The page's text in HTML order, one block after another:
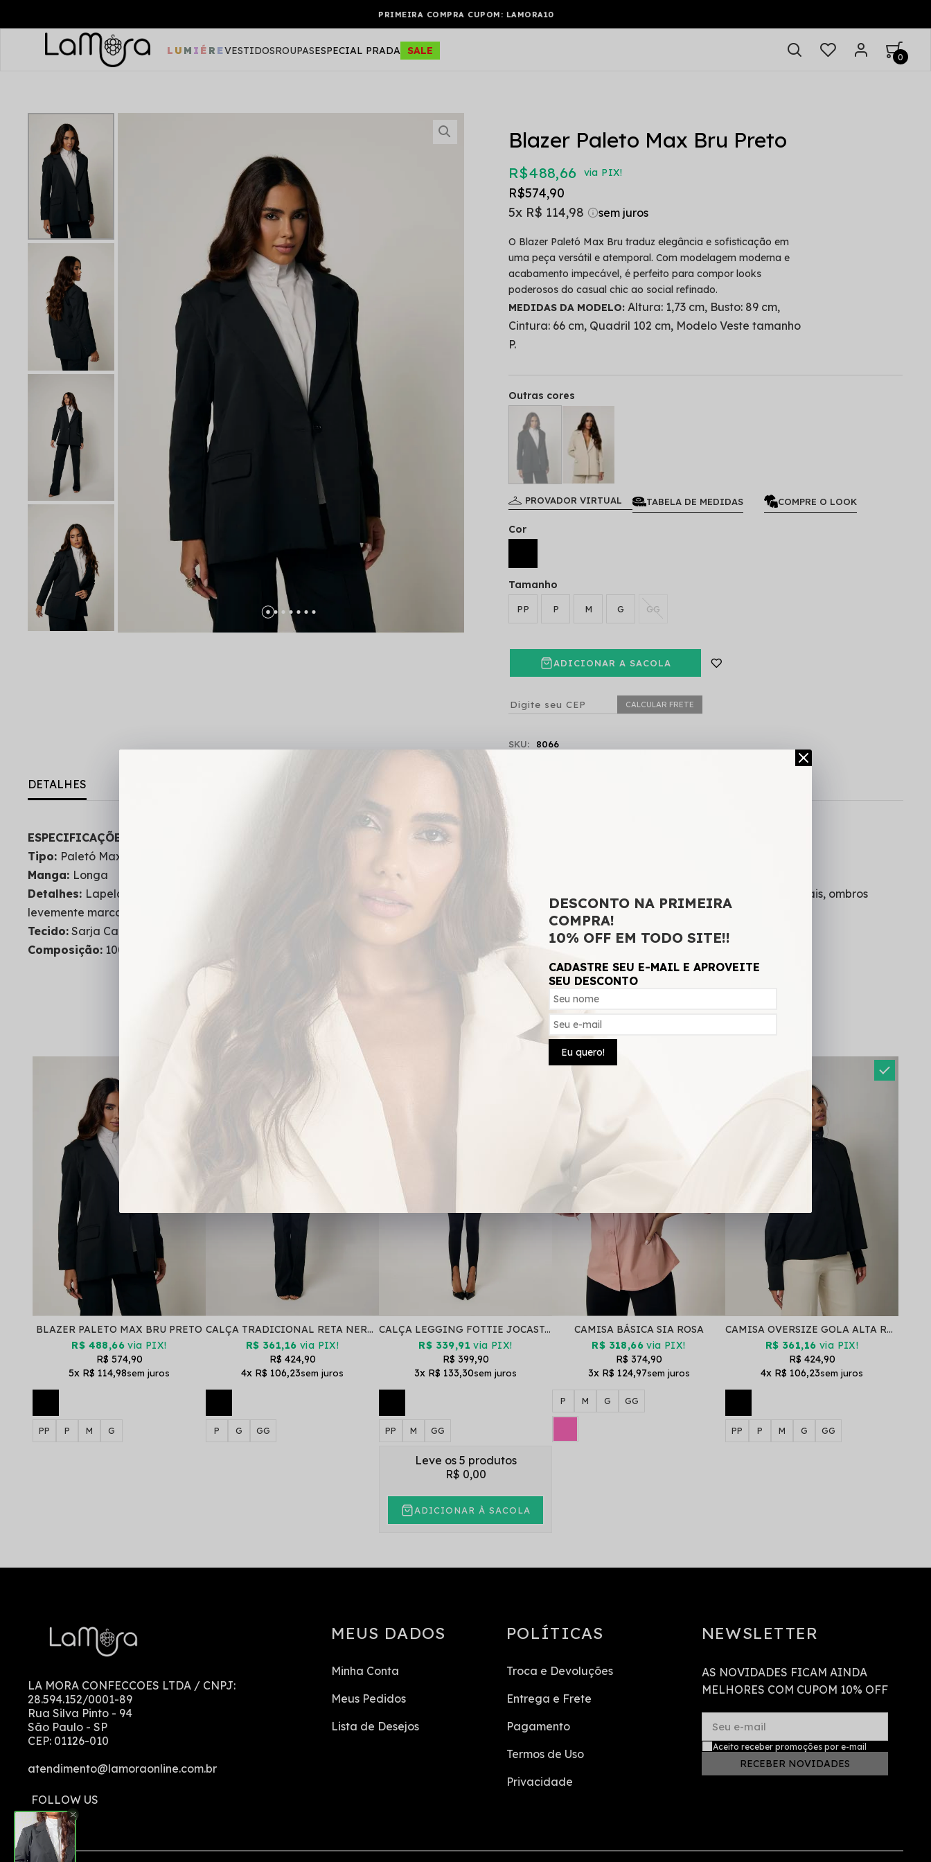
LUMIÉREVESTIDOSROUPASESPECIAL PRADA SALE 0
Blazer Paleto Max Bru Preto
R$ 488,66 via PIX!
R$ 574,90
5x R$ 114,98
O Blazer Paletó Max Bru traduz elegância e sofisticação em
uma peça versátil e atemporal. Com modelagem moderna e
acabamento impecável, é perfeito para compor looks
poderosos do casual chic ao social refinado.
MEDIDAS DA MODELO: Altura: 1,73 cm, Busto: 89 cm,
Cintura: 66 cm, Quadril 102 cm, Modelo Veste tamanho
P.
Outras cores
PROVADOR VIRTUAL TABELA DE MEDIDAS COMPRE O LOOK
Cor
Tamanho
PP P M G GG
ADICIONAR A SACOLA
CALCULAR FRETE
SKU: 8066
DETALHES
ESPECIFICAÇÕES DO PRODUTO:
Tipo: Paletó Max
Manga: Longa
Detalhes: Lapela clássica, caimento estruturado, fechamento frontal por botão, bolso com lapela, possui forro interno, não estica, abertura laterais, ombros
levemente marcados;
Tecido: Sarja Cargo
Composição: 100% Poliéster
Compre em Conjunto
BLAZER PALETO MAX BRU PRETO
R$ 488,66 via PIX!
R$ 574,90
5x R$ 114,98
PP P M G
CALÇA TRADICIONAL RETA NERVURA BRU PRETO
R$ 361,16 via PIX!
R$ 424,90
4x R$ 106,23
P G GG
CALÇA LEGGING FOTTIE JOCASTA PRETO
R$ 339,91 via PIX!
R$ 399,90
3x R$ 133,30
PP M GG
CAMISA BÁSICA SIA ROSA
R$ 318,66 via PIX!
R$ 374,90
3x R$ 124,97
P M G GG
CAMISA OVERSIZE GOLA ALTA ROLÊ GEILLIS PRETO
R$ 361,16 via PIX!
R$ 424,90
4x R$ 106,23
PP P M G GG
Leve os 5 produtos
R$ 0,00
ADICIONAR À SACOLA
LA MORA CONFECCOES LTDA / CNPJ:
28.594.152/0001-89
Rua Silva Pinto - 94
São Paulo - SP
CEP: 01126-010
atendimento@lamoraonline.com.br
MEUS DADOS
Minha Conta
Meus Pedidos
Lista de Desejos
POLÍTICAS
Troca e Devoluções
Entrega e Frete
Pagamento
Termos de Uso
Privacidade
NEWSLETTER
AS NOVIDADES FICAM AINDA
MELHORES COM CUPOM 10% OFF
Seu e-mail
RECEBER NOVIDADES
Aceito receber promoções por e-mail
DESCONTO NA PRIMEIRA
COMPRA!
10% OFF EM TODO SITE!!
CADASTRE SEU E-MAIL E APROVEITE
SEU DESCONTO
Eu quero!